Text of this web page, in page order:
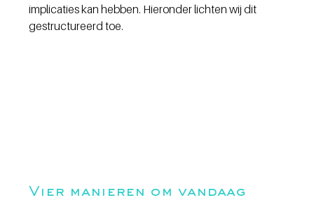
implicaties kan hebben. Hieronder lichten wij dit
gestructureerd toe.
Vier manieren om vandaag